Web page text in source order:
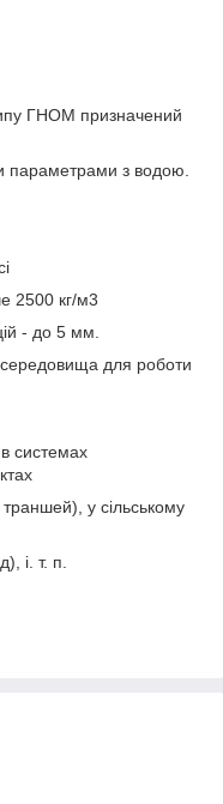
ГНОМ призначений
параметрами з водою.
2500 кг/м3
- до 5 мм.
для роботи
системах
траншей), у сільському
і. т. п.